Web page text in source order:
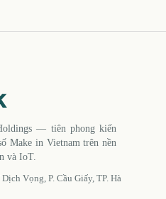
— tiên phong kiến
Make in Vietnam trên nền
và IoT.
Vọng, P. Cầu Giấy, TP. Hà